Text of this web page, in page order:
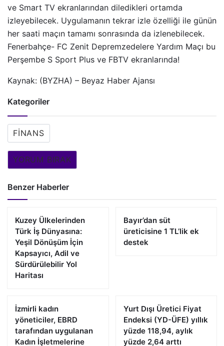
ve Smart TV ekranlarından diledikleri ortamda
izleyebilecek. Uygulamanın tekrar izle özelliği ile günün
her saati maçın tamamı sonrasında da izlenebilecek.
Fenerbahçe- FC Zenit Depremzedelere Yardım Maçı bu
Perşembe S Sport Plus ve FBTV ekranlarında!
Kaynak: (BYZHA) – Beyaz Haber Ajansı
Kategoriler
FINANS
YORUM BIRAK
Benzer Haberler
Kuzey Ülkelerinden
Türk İş Dünyasına:
Yeşil Dönüşüm İçin
Kapsayıcı, Adil ve
Sürdürülebilir Yol
Haritası
Bayır’dan süt
üreticisine 1 TL’lik ek
destek
İzmirli kadın
yöneticiler, EBRD
tarafından uygulanan
Kadın İşletmelerine
Yurt Dışı Üretici Fiyat
Endeksi (YD-ÜFE) yıllık
yüzde 118,94, aylık
yüzde 2,64 arttı